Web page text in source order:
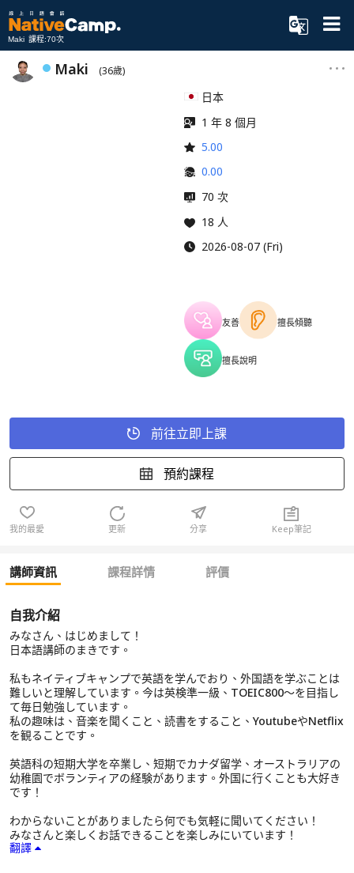
Maki 課程:70次
Maki (36歲)
日本
1 年 8 個月
5.00
0.00
70 次
18 人
2026-08-07 (Fri)
友善 擅長傾聽
擅長說明
前往立即上課
預約課程
我的最愛 更新 分享 Keep筆記
講師資訊 課程詳情 評價
自我介紹
みなさん、はじめまして！
日本語講師のまきです。
私もネイティブキャンプで英語を学んでおり、外国語を学ぶことは
難しいと理解しています。今は英検準一級、TOEIC800～を目指し
て毎日勉強しています。
私の趣味は、音楽を聞くこと、読書をすること、YoutubeやNetflix
を観ることです。
英語科の短期大学を卒業し、短期でカナダ留学、オーストラリアの
幼稚園でボランティアの経験があります。外国に行くことも大好き
です！
わからないことがありましたら何でも気軽に聞いてください！
みなさんと楽しくお話できることを楽しみにいています！
翻譯